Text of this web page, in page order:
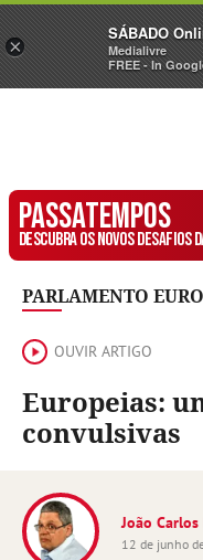
Sábado
PASSATEMPOS
DESCUBRA OS NOVOS DESAFIOS
PARLAMENTO
OUVIR ARTIGO
Europeias:
convulsivas
João
12 de junho
×
SÁBADO
Medialivre
FREE - In